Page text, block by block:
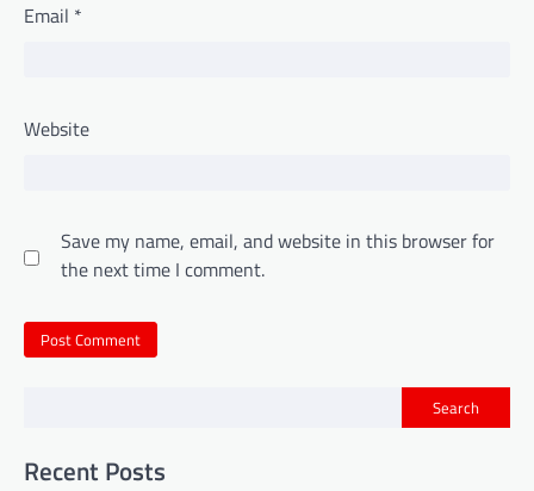
Email *
Website
Save my name, email, and website in this browser for
the next time I comment.
Search
Recent Posts